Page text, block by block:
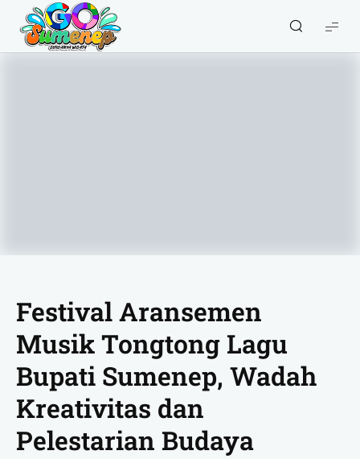
GO
Sumenep
Festival Aransemen
Musik Tongtong Lagu
Bupati Sumenep, Wadah
Kreativitas dan
Pelestarian Budaya